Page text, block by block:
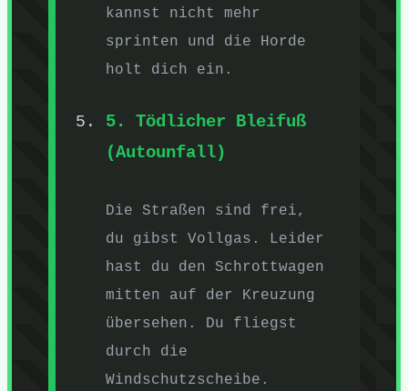
kannst nicht mehr
sprinten und die Horde
holt dich ein.
5. Tödlicher Bleifuß
(Autounfall)
Die Straßen sind frei,
du gibst Vollgas. Leider
hast du den Schrottwagen
mitten auf der Kreuzung
übersehen. Du fliegst
durch die
Windschutzscheibe.